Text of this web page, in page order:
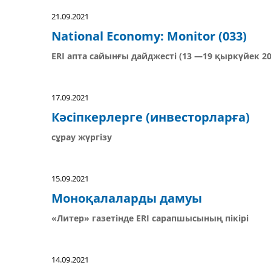
21.09.2021
National Economy: Monitor (033)
ERI апта сайынғы дайджесті (13 —19 қыркүйек
17.09.2021
Кәсіпкерлерге (инвесторларға)
сұрау жүргізу
15.09.2021
Моноқалаларды дамуы
«Литер» газетінде ERI сарапшысының пікірі
14.09.2021